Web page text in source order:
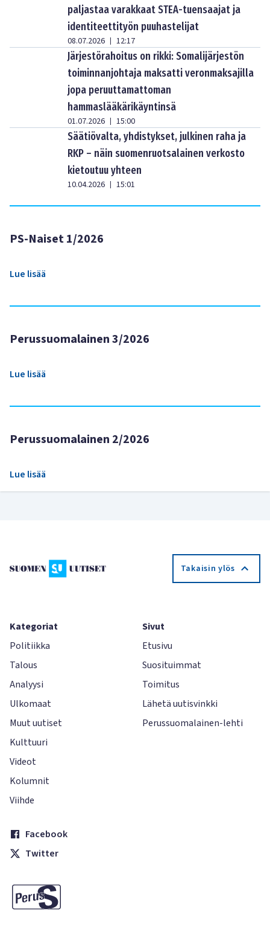
paljastaa varakkaat STEA-tuensaajat ja
identiteettityön puuhastelijat
08.07.2026 | 12:17
Järjestörahoitus on rikki: Somalijärjestön
toiminnanjohtaja maksatti veronmaksajilla
jopa peruuttamattoman
hammaslääkärikäyntinsä
01.07.2026 | 15:00
Säätiövalta, yhdistykset, julkinen raha ja
RKP – näin suomenruotsalainen verkosto
kietoutuu yhteen
10.04.2026 | 15:01
PS-Naiset 1/2026
Lue lisää
Perussuomalainen 3/2026
Lue lisää
Perussuomalainen 2/2026
Lue lisää
Takaisin ylös
Kategoriat
Politiikka
Talous
Analyysi
Ulkomaat
Muut uutiset
Kulttuuri
Videot
Kolumnit
Viihde
Sivut
Etusivu
Suosituimmat
Toimitus
Lähetä uutisvinkki
Perussuomalainen-lehti
Facebook
Twitter